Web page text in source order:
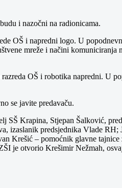
i nazočni na radionicama.
OŠ i napredni logo. U
mreže i načini komuniciranja
OŠ i robotika napredni. U
se javite predavaču.
SŠ Krapina, Stjepan Šalković,
izaslanik predsjednika Vlade RH;
Krešić – pomoćnik glavne tajnice
je otvorio Krešimir Nežmah,